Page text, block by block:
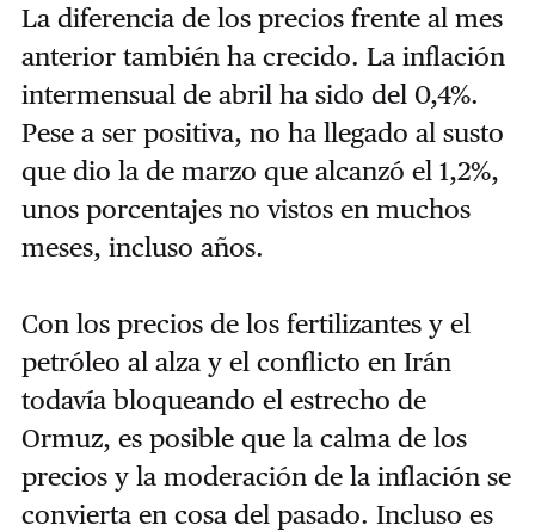
La diferencia de los precios frente al mes
anterior también ha crecido. La inflación
intermensual de abril ha sido del 0,4%.
Pese a ser positiva, no ha llegado al susto
que dio la de marzo que alcanzó el 1,2%,
unos porcentajes no vistos en muchos
meses, incluso años.
Con los precios de los fertilizantes y el
petróleo al alza y el conflicto en Irán
todavía bloqueando el estrecho de
Ormuz, es posible que la calma de los
precios y la moderación de la inflación se
convierta en cosa del pasado. Incluso es